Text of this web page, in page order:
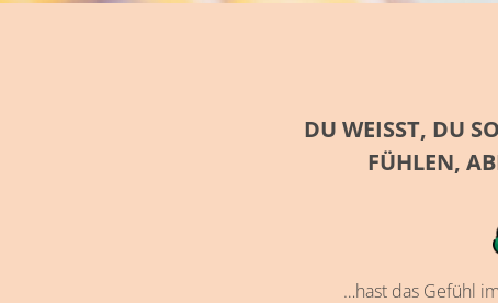
DU WEISST, DU
ÜHLEN,
…hast das Gefühl